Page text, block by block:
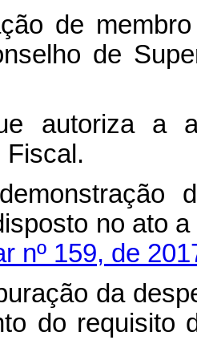
de
de
autoriza a
Fiscal.
no ato
nº 159, de
da
do